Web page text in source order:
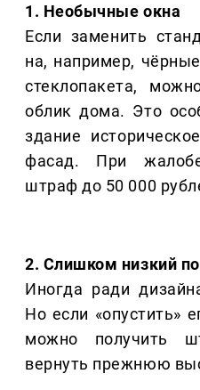
1. Необычные окна
Если заменить
на, например,
стеклопакета,
облик дома. Это
здание
фасад. При
штраф до 50 000
2. Слишком низкий
Иногда ради
Но если «опустить»
можно получить
вернуть прежнюю